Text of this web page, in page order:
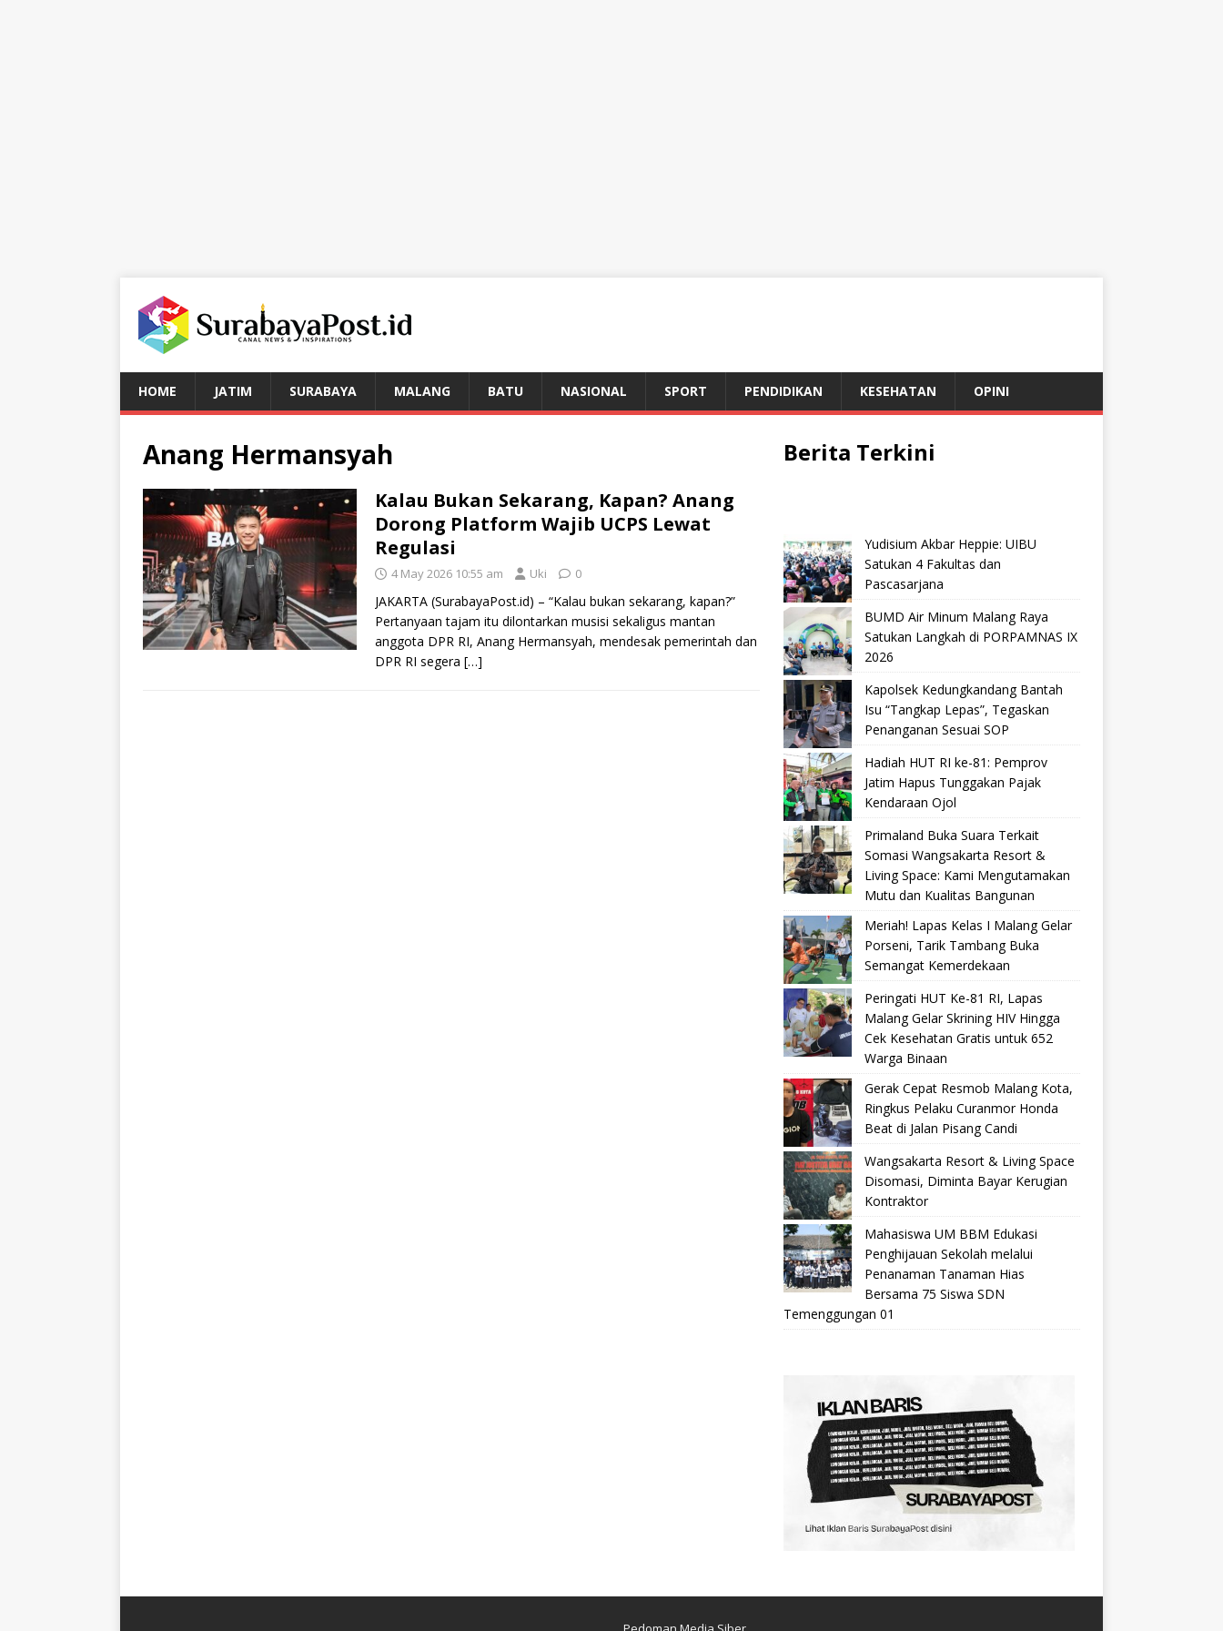
HOME JATIM SURABAYA MALANG BATU NASIONAL SPORT PENDIDIKAN KESEHATAN OPINI
Anang Hermansyah
Kalau Bukan Sekarang, Kapan? Anang
Dorong Platform Wajib UCPS Lewat
Regulasi
4 May 2026 10:55 am Uki 0
JAKARTA (SurabayaPost.id) – “Kalau bukan sekarang, kapan?”
Pertanyaan tajam itu dilontarkan musisi sekaligus mantan
anggota DPR RI, Anang Hermansyah, mendesak pemerintah dan
DPR RI segera […]
Berita Terkini
Yudisium Akbar Heppie: UIBU
Satukan 4 Fakultas dan
Pascasarjana
BUMD Air Minum Malang Raya
Satukan Langkah di PORPAMNAS IX
2026
Kapolsek Kedungkandang Bantah
Isu “Tangkap Lepas”, Tegaskan
Penanganan Sesuai SOP
Hadiah HUT RI ke-81: Pemprov
Jatim Hapus Tunggakan Pajak
Kendaraan Ojol
Primaland Buka Suara Terkait
Somasi Wangsakarta Resort &
Living Space: Kami Mengutamakan
Mutu dan Kualitas Bangunan
Meriah! Lapas Kelas I Malang Gelar
Porseni, Tarik Tambang Buka
Semangat Kemerdekaan
Peringati HUT Ke-81 RI, Lapas
Malang Gelar Skrining HIV Hingga
Cek Kesehatan Gratis untuk 652
Warga Binaan
Gerak Cepat Resmob Malang Kota,
Ringkus Pelaku Curanmor Honda
Beat di Jalan Pisang Candi
Wangsakarta Resort & Living Space
Disomasi, Diminta Bayar Kerugian
Kontraktor
Mahasiswa UM BBM Edukasi
Penghijauan Sekolah melalui
Penanaman Tanaman Hias
Bersama 75 Siswa SDN
Temenggungan 01